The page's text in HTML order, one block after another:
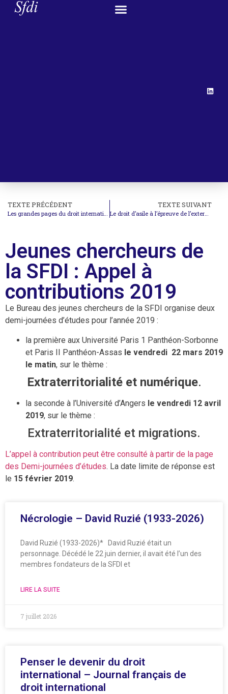
TEXTE PRÉCÉDENT
Les grandes pages du droit international – L’étranger
TEXTE SUIVANT
Le droit d’asile à l’épreuve de l’externalisation des politiques migratoires
Jeunes chercheurs de
la SFDI : Appel à
contributions 2019
Le Bureau des jeunes chercheurs de la SFDI organise deux
demi-journées d’études pour l’année 2019 :
la première aux Université Paris 1 Panthéon-Sorbonne
et Paris II Panthéon-Assas le vendredi 22 mars 2019
le matin, sur le thème :
Extraterritorialité et numérique.
la seconde à l’Université d’Angers le vendredi 12 avril
2019, sur le thème :
Extraterritorialité et migrations.
L’appel à contribution peut être consulté à partir de la page
des Demi-journées d’études. La date limite de réponse est
le 15 février 2019.
Nécrologie – David Ruzié (1933-2026)
David Ruzié (1933-2026)* David Ruzié était un
personnage. Décédé le 22 juin dernier, il avait été l’un des
membres fondateurs de la SFDI et
LIRE LA SUITE
7 juillet 2026
Penser le devenir du droit
international – Journal français de
droit international